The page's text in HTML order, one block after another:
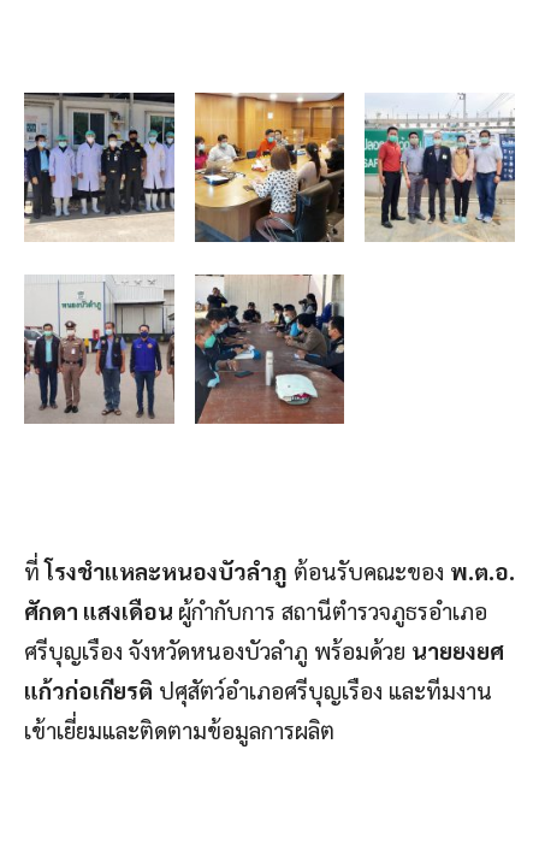
ที่โรงชำแหละหนองบัวลำภู ต้อนรับคณะของ พ.ต.อ.
ศักดา แสงเดือน ผู้กำกับการ สถานีตำรวจภูธรอำเภอ
ศรีบุญเรือง จังหวัดหนองบัวลำภู พร้อมด้วย นายยงยศ
แก้วก่อเกียรติ ปศุสัตว์อำเภอศรีบุญเรือง และทีมงาน
เข้าเยี่ยมและติดตามข้อมูลการผลิต